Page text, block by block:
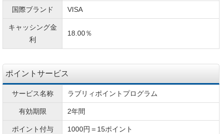
国際ブランド VISA
キャッシング金
利
18.00％
ポイントサービス
サービス名称 ラブリィポイントプログラム
有効期限 2年間
ポイント付与 1000円＝15ポイント